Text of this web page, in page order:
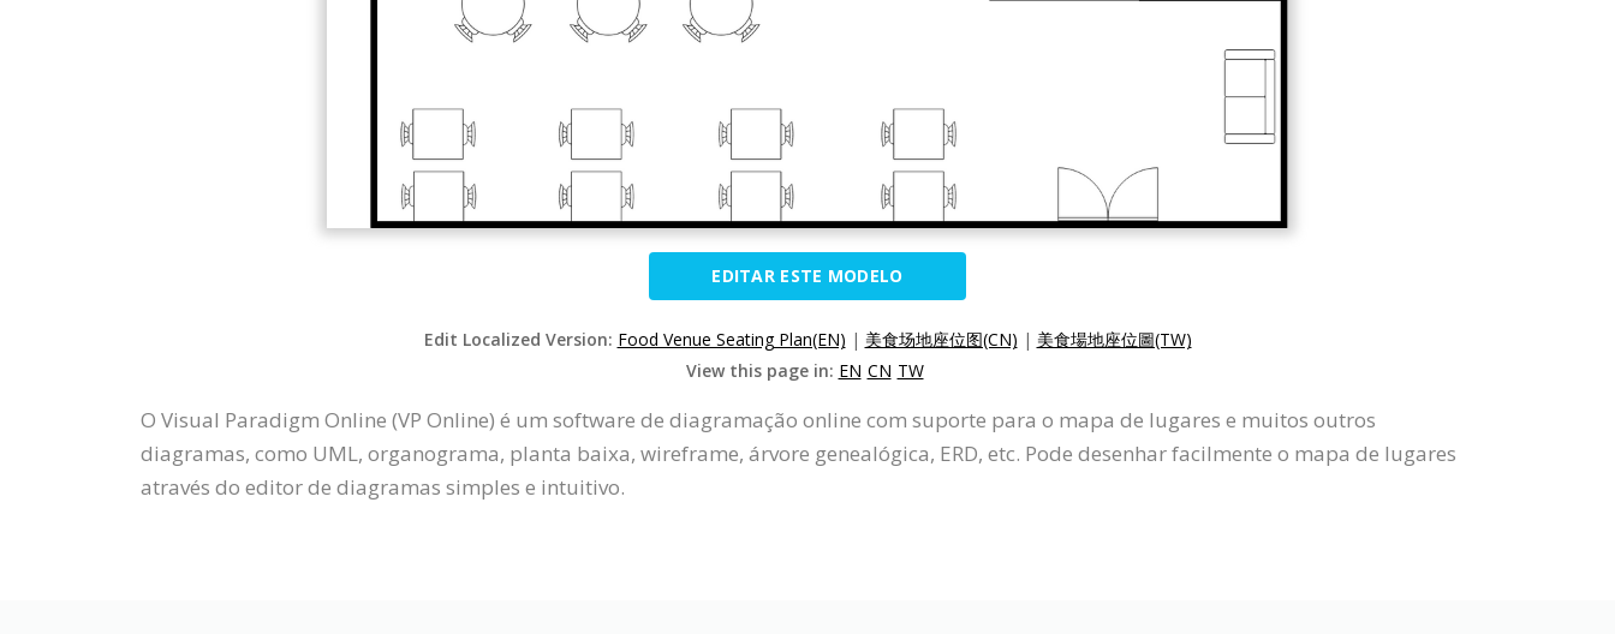
EDITAR ESTE MODELO
Edit Localized Version: Food Venue Seating Plan(EN) | 美食场地座位图(CN) | 美食場地座位圖(TW)
View this page in: EN CN TW
O Visual Paradigm Online (VP Online) é um software de diagramação online com suporte para o mapa de lugares e muitos outros
diagramas, como UML, organograma, planta baixa, wireframe, árvore genealógica, ERD, etc. Pode desenhar facilmente o mapa de lugares
através do editor de diagramas simples e intuitivo.